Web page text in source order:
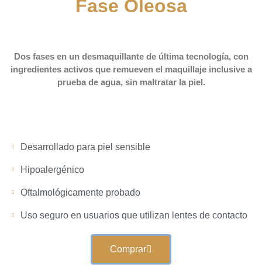
Fase Oleosa
Dos fases en un desmaquillante de última tecnología, con
ingredientes activos que remueven el maquillaje inclusive a
prueba de agua, sin maltratar la piel.
Desarrollado para piel sensible
Hipoalergénico
Oftalmológicamente probado
Uso seguro en usuarios que utilizan lentes de contacto
Comprar